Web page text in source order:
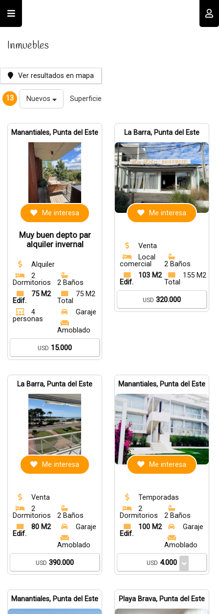
Recordar datos
INGRESAR
Olvidé mi clave Registro
Inmuebles
Ver resultados en mapa
13 Nuevos Superficie
Manantiales, Punta del Este
Me interesa
Muy buen depto par
alquiler invernal
Alquiler
2
Dormitorios
2 Baños
75 M2
Edif.
75 M2
Total
4
personas
Garaje
Amoblado
USD 15.000
La Barra, Punta del Este
Me interesa
Venta
Local
comercial
2 Baños
103 M2
Edif.
155 M2
Total
USD 320.000
La Barra, Punta del Este
Me interesa
Venta
2
Dormitorios
2 Baños
80 M2
Edif.
Garaje
Amoblado
USD 390.000
Manantiales, Punta del Este
Me interesa
Temporadas
2
Dormitorios
2 Baños
100 M2
Edif.
Garaje
Amoblado
USD 4.000
Manantiales, Punta del Este Playa Brava, Punta del Este